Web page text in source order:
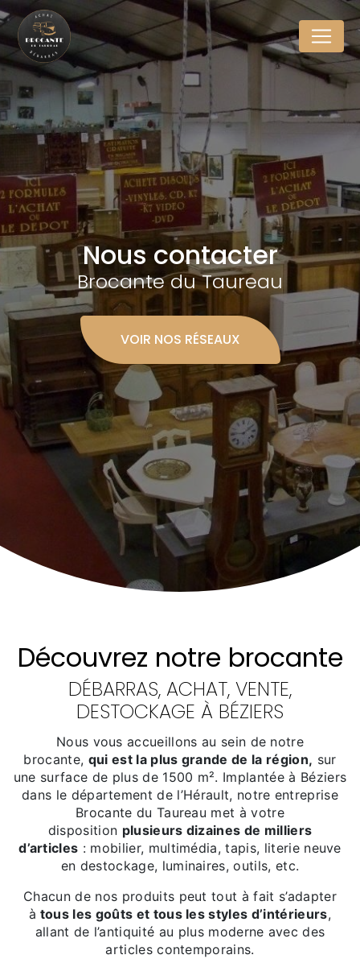
Nous contacter
Brocante du Taureau
VOIR NOS RÉSEAUX
Découvrez notre brocante
DÉBARRAS, ACHAT, VENTE,
DESTOCKAGE À BÉZIERS
Nous vous accueillons au sein de notre
brocante, qui est la plus grande de la région, sur
une surface de plus de 1500 m². Implantée à Béziers
dans le département de l’Hérault, notre entreprise
Brocante du Taureau met à votre
disposition plusieurs dizaines de milliers
d’articles : mobilier, multimédia, tapis, literie neuve
en destockage, luminaires, outils, etc.
Chacun de nos produits peut tout à fait s’adapter
à tous les goûts et tous les styles d’intérieurs,
allant de l’antiquité au plus moderne avec des
articles contemporains.
Panneau de gestion des cookies